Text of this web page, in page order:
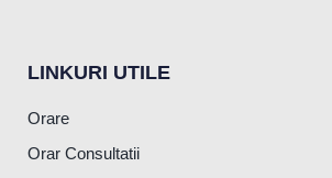
LINKURI UTILE
Orare
Orar Consultatii